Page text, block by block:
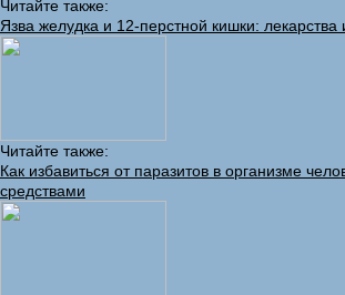
Читайте также:
Язва желудка и 12-перстной кишки: лекарства
Читайте также:
Как избавиться от паразитов в организме
средствами